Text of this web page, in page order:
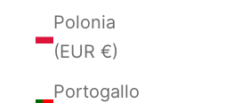
Polonia
(EUR €)
Portogallo